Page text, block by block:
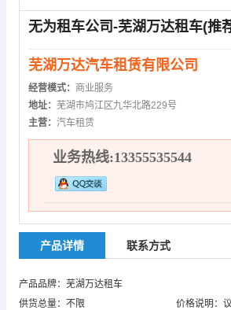
芜湖万达汽车租赁有限公司
经营模式： 商业服务
地址： 芜湖市鸠江区九华北路229号
主营： 汽车租赁
业务热线:13355535544
产品详情 联系方式
产品品牌：芜湖万达租车
供货总量：不限
价格说明：